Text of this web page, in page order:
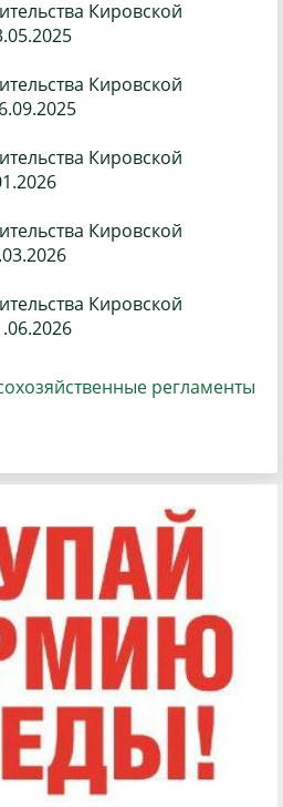
Кировской
5
Кировской
Кировской
Кировской
Кировской
регламенты